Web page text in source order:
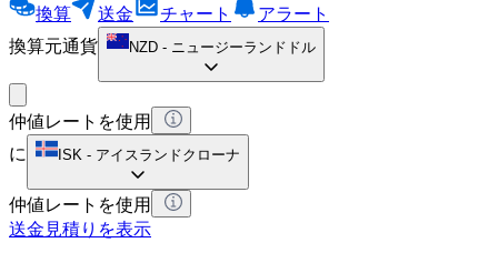
換算 送金 チャート
アラート
換算元通貨
NZD - ニュージーランドドル
仲値レートを使用
に
ISK - アイスランドクローナ
仲値レートを使用
送金見積りを表示